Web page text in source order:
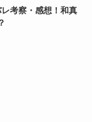
考察・感想！和真